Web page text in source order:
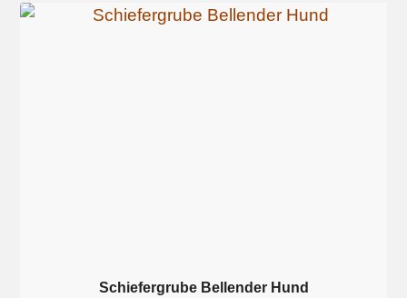
Schiefergrube Bellender Hund